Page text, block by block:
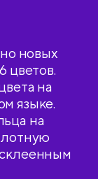
новых
цветов.
на
языке.
на